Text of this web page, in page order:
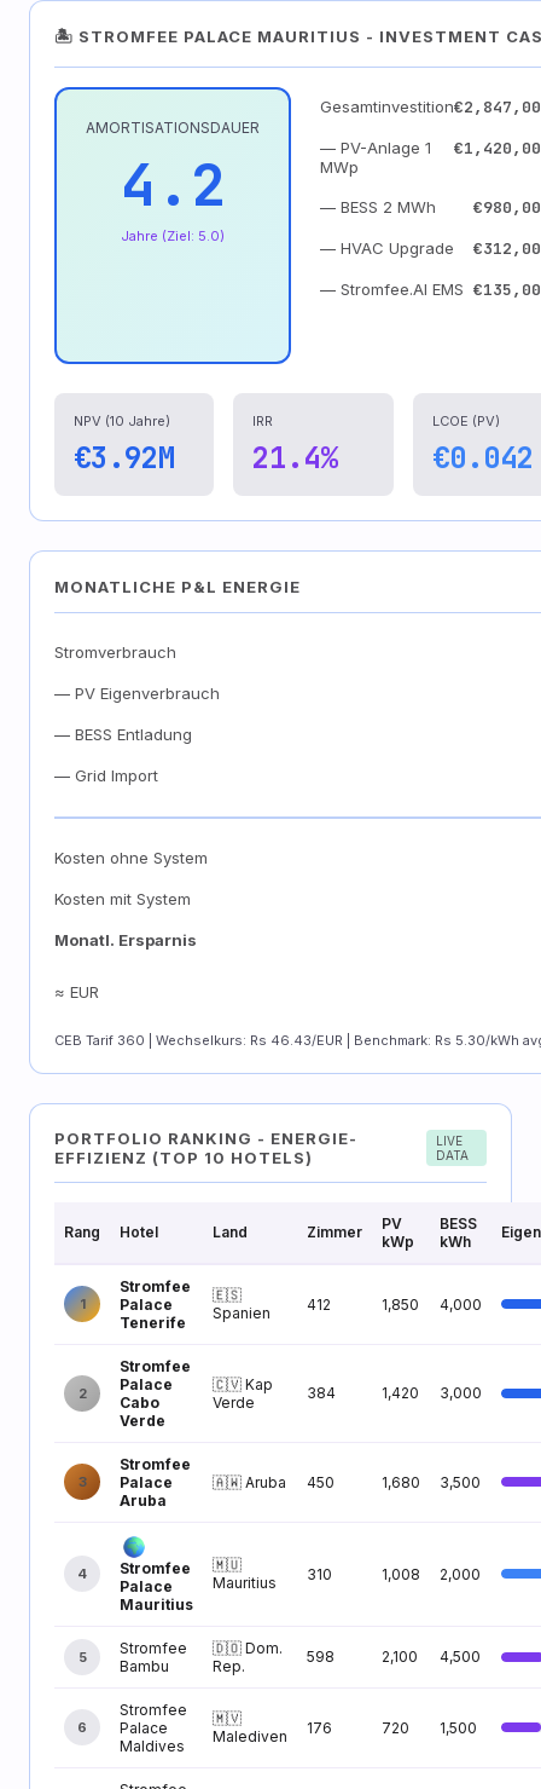
🏝️ STROMFEE PALACE MAURITIUS - INVESTMENT
AMORTISATIONSDAUER
4.2
Jahre (Ziel: 5.0)
Gesamtinvestition
— PV-Anlage 1
MWp
— BESS 2 MWh
— HVAC Upgrade
— Stromfee.AI EMS
NPV (10 Jahre)
€3.92M
IRR
21.4%
LCOE (PV)
€0.042
MONATLICHE P&L ENERGIE
Stromverbrauch
— PV Eigenverbrauch
— BESS Entladung
— Grid Import
Kosten ohne System
Kosten mit System
Monatl. Ersparnis
≈ EUR
CEB Tarif 360 | Wechselkurs: Rs 46.43/EUR | Benchmark: Rs 5.30/kWh
PORTFOLIO RANKING - ENERGIE-
EFFIZIENZ (TOP 10 HOTELS)
LIVE
DATA
Rang Hotel Land Zimmer
PV
kWp
BESS
kWh
1
Stromfee
Palace
Tenerife
🇪🇸
Spanien
412 1,850 4,000
2
Stromfee
Palace
Cabo
Verde
🇨🇻 Kap
Verde
384 1,420 3,000
3
Stromfee
Palace
Aruba
🇦🇼 Aruba 450 1,680 3,500
4
Stromfee
Palace
Mauritius
🇲🇺
Mauritius
310 1,008 2,000
5
Stromfee
Bambu
🇩🇴 Dom.
Rep.
598 2,100 4,500
6
Stromfee
Palace
Maldives
🇲🇻
Malediven
176 720 1,500